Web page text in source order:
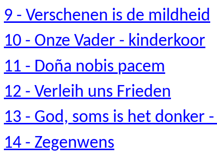
9 - Verschenen is de mildheid
10 - Onze Vader - kinderkoor
11 - Doña nobis pacem
12 - Verleih uns Frieden
13 - God, soms is het donker
14 - Zegenwens